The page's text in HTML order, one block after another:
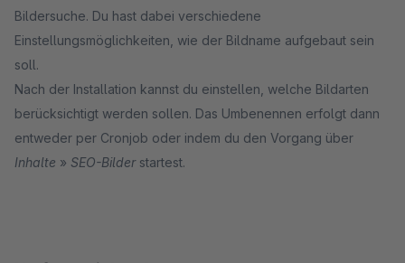
Bildersuche. Du hast dabei verschiedene
Einstellungsmöglichkeiten, wie der Bildname aufgebaut sein
soll.
Nach der Installation kannst du einstellen, welche Bildarten
berücksichtigt werden sollen. Das Umbenennen erfolgt dann
entweder per Cronjob oder indem du den Vorgang über
Inhalte » SEO-Bilderstartest.